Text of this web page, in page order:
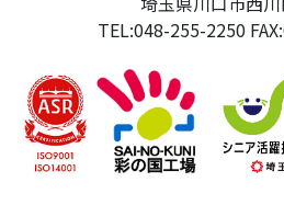
TEL:048-255-2250